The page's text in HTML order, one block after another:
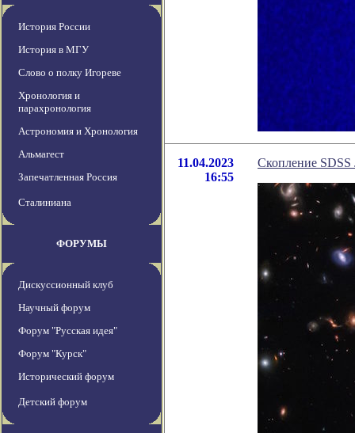
История России
История в МГУ
Слово о полку Игореве
Хронология и
парахронология
Астрономия и Хронология
Альмагест
Запечатленная Россия
Сталиниана
ФОРУМЫ
Дискуссионный клуб
Научный форум
Форум "Русская идея"
Форум "Курск"
Исторический форум
Детский форум
11.04.2023
16:55
Скопление SDSS